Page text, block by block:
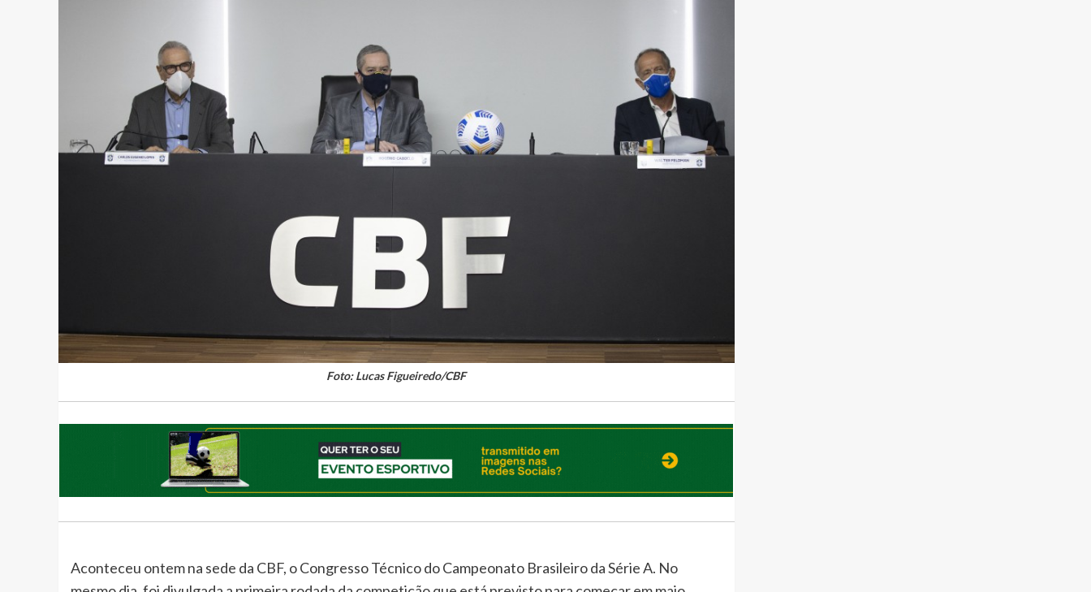
Foto: Lucas Figueiredo/CBF
Aconteceu ontem na sede da CBF, o Congresso Técnico do Campeonato Brasileiro da Série A. No